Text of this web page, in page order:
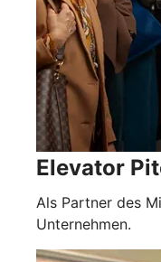
Elevator
Als Partner des
Unternehmen.